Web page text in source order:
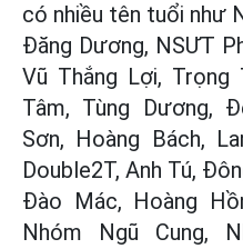
có nhiều tên tuổi như
Đăng Dương, NSƯT
Vũ Thắng Lợi, Trọng
Tâm, Tùng Dương,
Sơn, Hoàng Bách,
Double2T, Anh Tú,
Đào Mác, Hoàng
Nhóm Ngũ Cung,